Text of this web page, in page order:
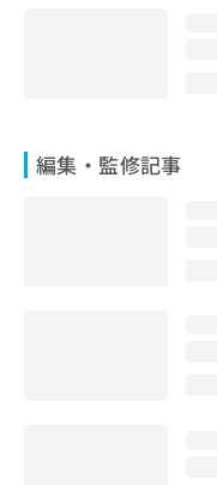
編集・監修記事